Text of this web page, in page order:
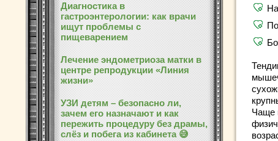
Диагностика в
гастроэнтерологии: как врачи
ищут проблемы с
пищеварением
Лечение эндометриоза матки в
центре репродукции «Линия
жизни»
УЗИ детям – безопасно ли,
зачем его назначают и как
пережить процедуру без драмы,
слёз и побега из кабинета 😅
Чаще